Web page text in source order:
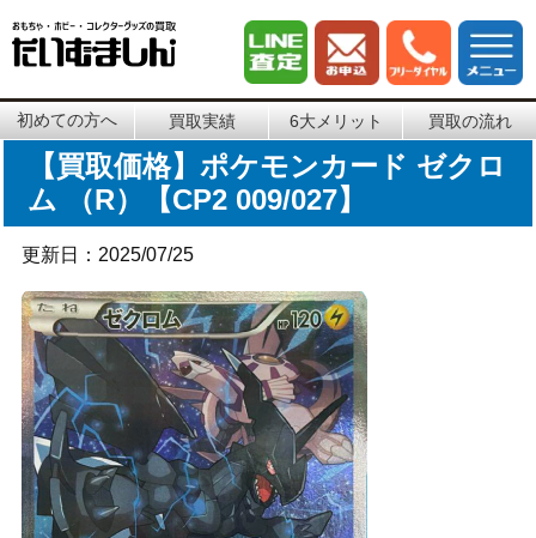
初めての方へ 買取実績 6大メリット 買取の流れ
【買取価格】ポケモンカード ゼクロ
ム （R）【CP2 009/027】
更新日：2025/07/25